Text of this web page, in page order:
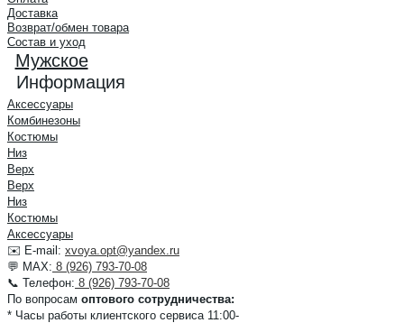
Доставка
Возврат/обмен товара
Состав и уход
Мужское
Информация
Аксессуары
Комбинезоны
Костюмы
Низ
Верх
Верх
Низ
Костюмы
Аксессуары
✉️ E-mail: xvoya.opt@yandex.ru
💬 MAX: 8 (926) 793-70-08
📞 Телефон: 8 (926) 793-70-08
По вопросам оптового сотрудничества:
* Часы работы клиентского сервиса 11:00-